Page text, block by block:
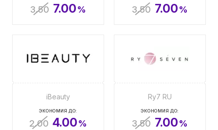
3.50 7.00% 3.50 7.00%
iBeauty
ЭКОНОМИЯ ДО:
2.00 4.00%
Ry7 RU
ЭКОНОМИЯ ДО:
3.50 7.00%